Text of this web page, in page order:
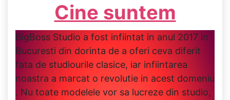
Cine suntem
BigBoss Studio a fost infiintat in anul 2017 in
Bucuresti din dorinta de a oferi ceva diferit
fata de studiourile clasice, iar infiintarea
noastra a marcat o revolutie in acest domeniu
. Nu toate modelele vor sa lucreze din studio,